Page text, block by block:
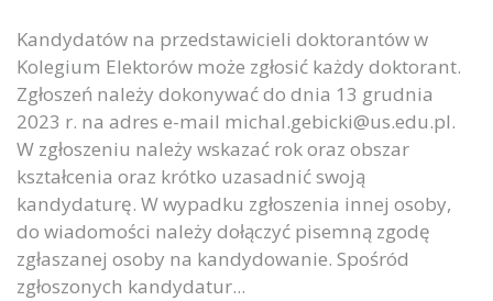
Kandydatów na przedstawicieli doktorantów w
Kolegium Elektorów może zgłosić każdy doktorant.
Zgłoszeń należy dokonywać do dnia 13 grudnia
2023 r. na adres e-mail michal.gebicki@us.edu.pl.
W zgłoszeniu należy wskazać rok oraz obszar
kształcenia oraz krótko uzasadnić swoją
kandydaturę. W wypadku zgłoszenia innej osoby,
do wiadomości należy dołączyć pisemną zgodę
zgłaszanej osoby na kandydowanie. Spośród
zgłoszonych kandydatur...